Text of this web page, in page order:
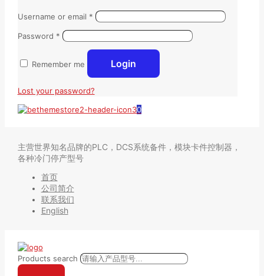
Username or email *
Password *
Remember me Login
Lost your password?
0
主营世界知名品牌的PLC，DCS系统备件，模块卡件控制器，
各种冷门停产型号
首页
公司简介
联系我们
English
Products search